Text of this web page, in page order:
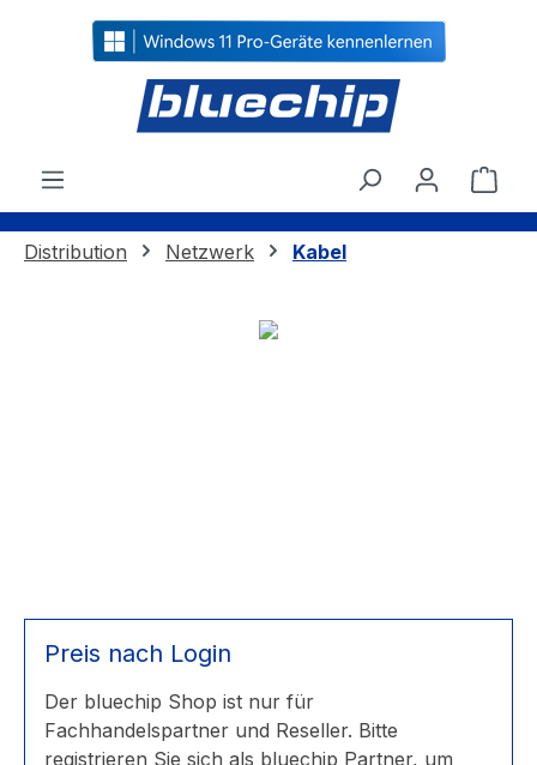
springen
Distribution Netzwerk Kabel
Bildergalerie überspringen
Preis nach Login
Der bluechip Shop ist nur für
Fachhandelspartner und Reseller. Bitte
registrieren Sie sich als bluechip Partner, um